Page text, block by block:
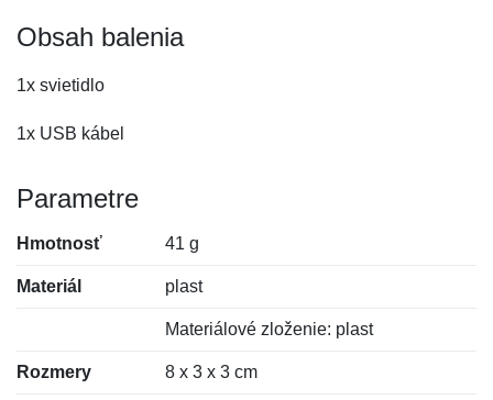
Obsah balenia
1x svietidlo
1x USB kábel
Parametre
Hmotnosť 41 g
Materiál plast
Materiálové zloženie: plast
Rozmery 8 x 3 x 3 cm